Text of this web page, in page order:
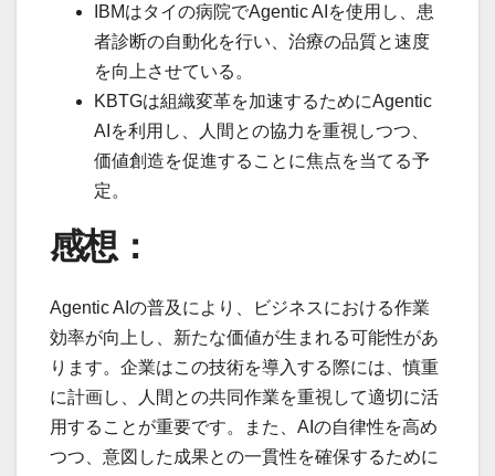
IBMはタイの病院でAgentic AIを使用し、患
者診断の自動化を行い、治療の品質と速度
を向上させている。
KBTGは組織変革を加速するためにAgentic
AIを利用し、人間との協力を重視しつつ、
価値創造を促進することに焦点を当てる予
定。
感想：
Agentic AIの普及により、ビジネスにおける作業
効率が向上し、新たな価値が生まれる可能性があ
ります。企業はこの技術を導入する際には、慎重
に計画し、人間との共同作業を重視して適切に活
用することが重要です。また、AIの自律性を高め
つつ、意図した成果との一貫性を確保するために